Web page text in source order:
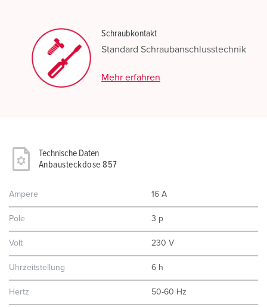
Schraubkontakt
Standard Schraubanschlusstechnik
Mehr erfahren
Technische Daten
Anbausteckdose 857
Ampere 16 A
Pole 3 p
Volt 230 V
Uhrzeitstellung 6 h
Hertz 50-60 Hz